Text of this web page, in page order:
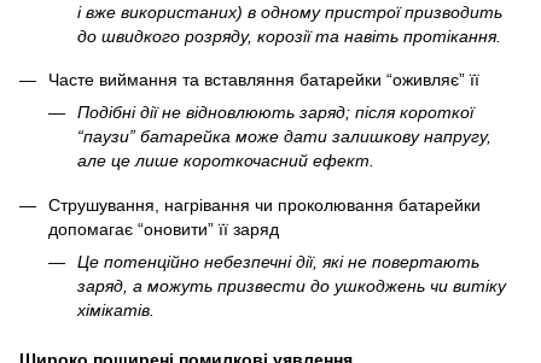
і вже використаних) в одному пристрої призводить
до швидкого розряду, корозії та навіть протікання.
Часте виймання та вставляння батарейки “оживляє” її
Подібні дії не відновлюють заряд; після короткої
“паузи” батарейка може дати залишкову напругу,
але це лише короткочасний ефект.
Струшування, нагрівання чи проколювання батарейки
допомагає “оновити” її заряд
Це потенційно небезпечні дії, які не повертають
заряд, а можуть призвести до ушкоджень чи витіку
хімікатів.